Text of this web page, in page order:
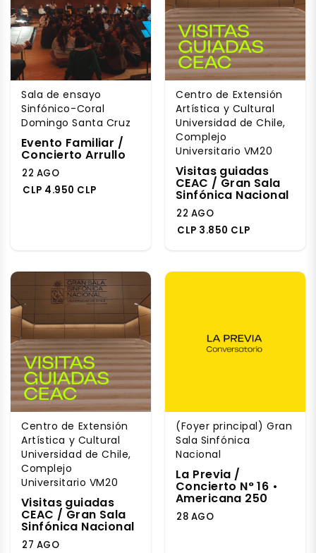
Sala de ensayo
Sinfónico-Coral
Domingo Santa Cruz
Evento Familiar /
Concierto Arrullo
22 AGO
CLP 4.950 CLP
Centro de Extensión
Artística y Cultural
Universidad de Chile,
Complejo
Universitario VM20
Visitas guiadas
CEAC / Gran Sala
Sinfónica Nacional
22 AGO
CLP 3.850 CLP
Centro de Extensión
Artística y Cultural
Universidad de Chile,
Complejo
Universitario VM20
Visitas guiadas
CEAC / Gran Sala
Sinfónica Nacional
27 AGO
(Foyer principal) Gran
Sala Sinfónica
Nacional
La Previa /
Concierto N° 16 •
Americana 250
28 AGO